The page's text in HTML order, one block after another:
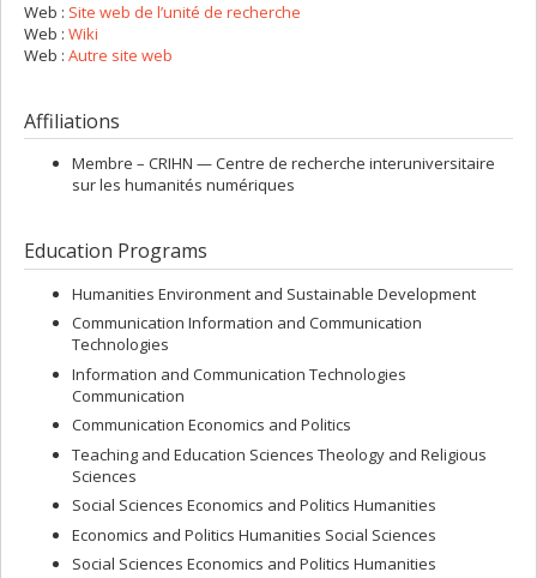
Web : Site web de l’unité de recherche
Web : Wiki
Web : Autre site web
Affiliations
Membre – CRIHN — Centre de recherche interuniversitaire
sur les humanités numériques
Education Programs
Humanities Environment and Sustainable Development
Communication Information and Communication
Technologies
Information and Communication Technologies
Communication
Communication Economics and Politics
Teaching and Education Sciences Theology and Religious
Sciences
Social Sciences Economics and Politics Humanities
Economics and Politics Humanities Social Sciences
Social Sciences Economics and Politics Humanities